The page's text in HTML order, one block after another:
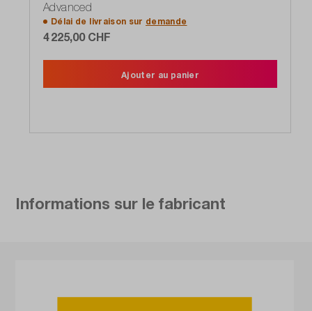
Advanced
Délai de livraison sur demande
4 225,00 CHF
Ajouter au panier
Informations sur le fabricant